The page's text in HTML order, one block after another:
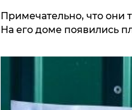
Примечательно, что они
На его доме появились